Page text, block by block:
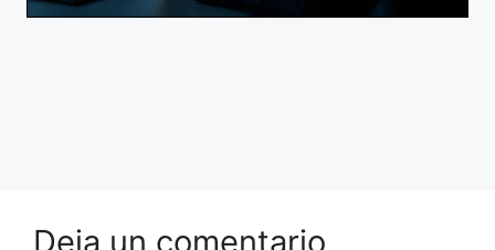
Deja un comentario